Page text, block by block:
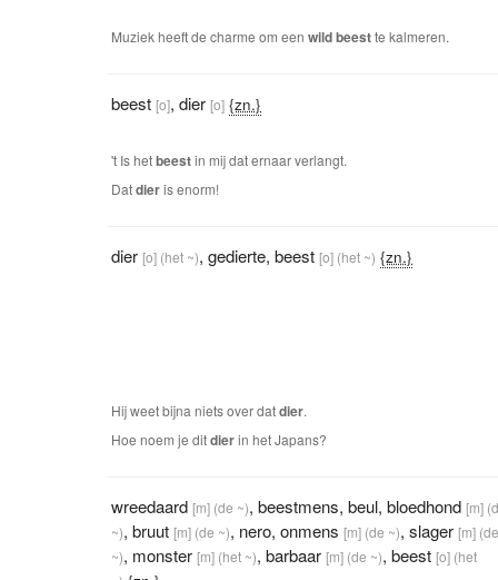
Muziek heeft de charme om eenwildbeestte kalmeren.
beest [o],dier [o] {zn.}
't Is hetbeestin mij dat ernaar verlangt.
Datdieris enorm!
dier [o] (het ~),gedierte,beest [o] (het ~) {zn.}
Hij weet bijna niets over datdier.
Hoe noem je ditdierin het Japans?
wreedaard [m] (de ~),beestmens,beul,bloedhond [m]
~),bruut [m] (de ~), nero,onmens [m] (de ~),slager [m] (de
~), monster [m] (het ~),barbaar [m] (de ~),beest [o] (het